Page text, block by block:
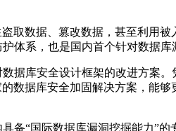
数据、篡改数据，甚至利用被
体系，也是国内首个针对数据
据库安全设计框架的改进方案
据库安全加固解决方案，能
“国际数据库漏洞挖掘能力”的